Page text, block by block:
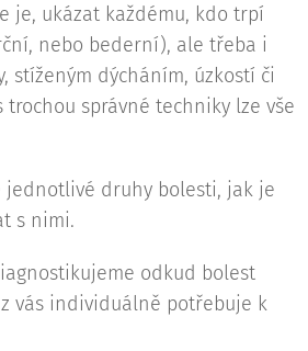
je, ukázat každému, kdo trpí
nebo bederní), ale třeba i
stíženým dýcháním, úzkostí či
trochou správné techniky lze vše
jednotlivé druhy bolesti, jak je
s nimi.
odkud bolest
vás individuálně potřebuje k